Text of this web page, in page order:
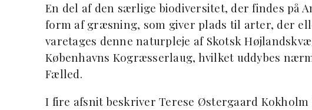
En del af den særlige biodiversitet, der findes på
form af græsning, som giver plads til arter, der
varetages denne naturpleje af Skotsk
Københavns Kogræsserlaug, hvilket uddybes
Fælled.
I fire afsnit beskriver Terese Østergaard